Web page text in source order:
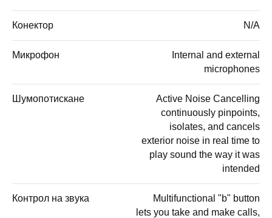
Конектор N/A
Микрофон
Internal and external
microphones
Шумопотискане
Active Noise Cancelling
continuously pinpoints,
isolates, and cancels
exterior noise in real time to
play sound the way it was
intended
Контрол на звука
Multifunctional "b" button
lets you take and make calls,